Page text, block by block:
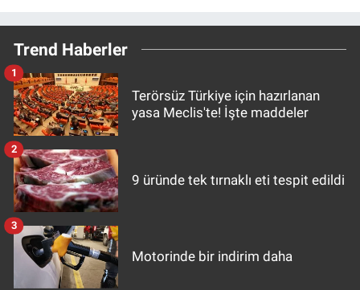
Trend Haberler
Terörsüz Türkiye için hazırlanan
yasa Meclis'te! İşte maddeler
1
9 üründe tek tırnaklı eti tespit edildi
2
Motorinde bir indirim daha
3